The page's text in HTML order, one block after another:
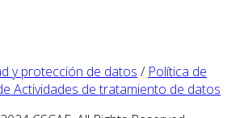
y protección de datos / Política de
Actividades de tratamiento de datos